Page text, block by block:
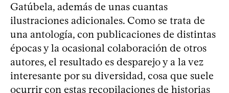
Gatúbela, además de unas cuantas
ilustraciones adicionales. Como se trata de
una antología, con publicaciones de distintas
épocas y la ocasional colaboración de otros
autores, el resultado es desparejo y a la vez
interesante por su diversidad, cosa que suele
ocurrir con estas recopilaciones de historias